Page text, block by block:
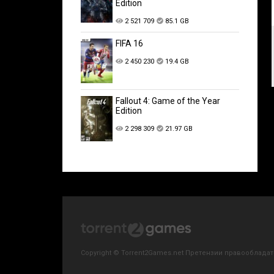
Edition
2 521 709 85.1 GB
FIFA 16
2 450 230 19.4 GB
Fallout 4: Game of the Year
Edition
2 298 309 21.97 GB
Copyright © Torrent2Games.net Претензии